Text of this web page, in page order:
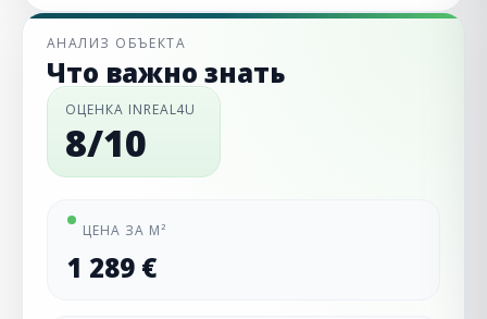
АНАЛИЗ ОБЪЕКТА
Что важно знать
ОЦЕНКА INREAL4U
8/10
ЦЕНА ЗА М²
1 289 €